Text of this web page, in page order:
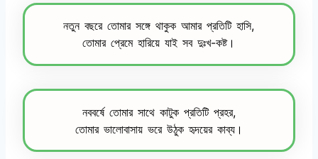
নতুন বছরে তোমার সঙ্গে থাকুক আমার প্রতিটি হাসি,
তোমার প্রেমে হারিয়ে যাই সব দুঃখ-কষ্ট।
নববর্ষে তোমার সাথে কাটুক প্রতিটি প্রহর,
তোমার ভালোবাসায় ভরে উঠুক হৃদয়ের কাব্য।